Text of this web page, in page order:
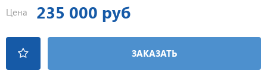
Цена 235 000 руб
ЗАКАЗАТЬ